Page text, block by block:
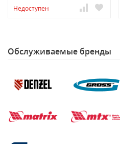
Недоступен
Обслуживаемые бренды